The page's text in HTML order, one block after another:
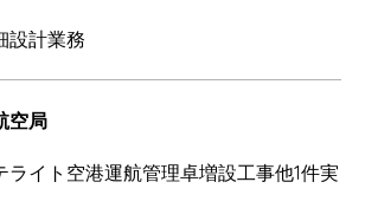
設計業務
空局
ライト空港運航管理卓増設工事他1件実